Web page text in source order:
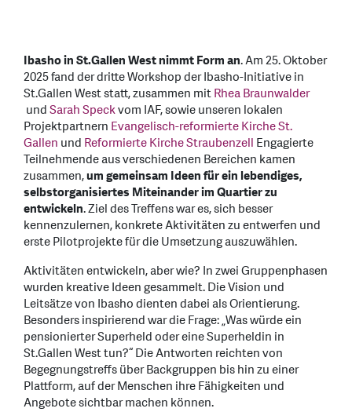
Ibasho in St.Gallen West nimmt Form an. Am 25. Oktober
2025 fand der dritte Workshop der Ibasho-Initiative in
St.Gallen West statt, zusammen mitRhea Braunwalder
undSarah Speckvom IAF, sowie unseren lokalen
Projektpartnern Evangelisch-reformierte Kirche St.
Gallen und Reformierte Kirche Straubenzell Engagierte
Teilnehmende aus verschiedenen Bereichen kamen
zusammen,um gemeinsam Ideen für ein lebendiges,
selbstorganisiertes Miteinander im Quartier zu
entwickeln. Ziel des Treffens war es, sich besser
kennenzulernen, konkrete Aktivitäten zu entwerfen und
erste Pilotprojekte für die Umsetzung auszuwählen.
Aktivitäten entwickeln, aber wie? In zwei Gruppenphasen
wurden kreative Ideen gesammelt. Die Vision und
Leitsätze von Ibasho dienten dabei als Orientierung.
Besonders inspirierend war die Frage: „Was würde ein
pensionierter Superheld oder eine Superheldin in
St.Gallen West tun?“ Die Antworten reichten von
Begegnungstreffs über Backgruppen bis hin zu einer
Plattform, auf der Menschen ihre Fähigkeiten und
Angebote sichtbar machen können.